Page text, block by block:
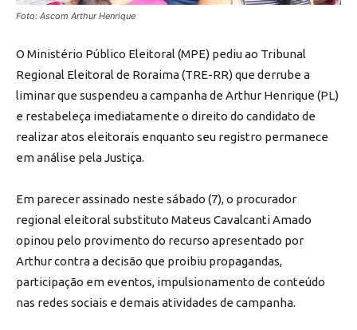
Foto: Ascom Arthur Henrique
O Ministério Público Eleitoral (MPE) pediu ao Tribunal
Regional Eleitoral de Roraima (TRE-RR) que derrube a
liminar que suspendeu a campanha de Arthur Henrique (PL)
e restabeleça imediatamente o direito do candidato de
realizar atos eleitorais enquanto seu registro permanece
em análise pela Justiça.
Em parecer assinado neste sábado (7), o procurador
regional eleitoral substituto Mateus Cavalcanti Amado
opinou pelo provimento do recurso apresentado por
Arthur contra a decisão que proibiu propagandas,
participação em eventos, impulsionamento de conteúdo
nas redes sociais e demais atividades de campanha.